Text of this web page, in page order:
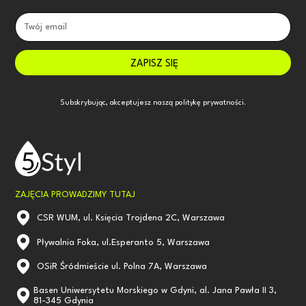
Subskrybując, akceptujesz naszą politykę prywatności.
ZAJĘCIA PROWADZIMY TUTAJ
CSR WUM, ul. Księcia Trojdena 2C, Warszawa
Pływalnia Foka, ul.Esperanto 5, Warszawa
OSiR Śródmieście ul. Polna 7A, Warszawa
Basen Uniwersytetu Morskiego w Gdyni, al. Jana Pawła II 3,
81-345 Gdynia